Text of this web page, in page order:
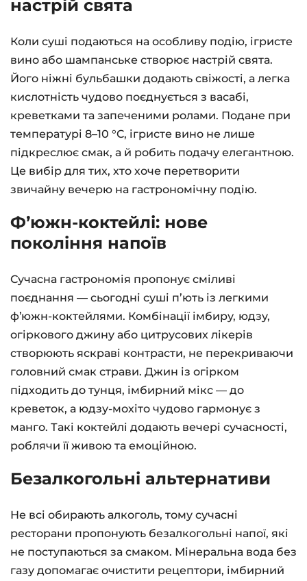
настрій свята
Коли суші подаються на особливу подію, ігристе
вино або шампанське створює настрій свята.
Його ніжні бульбашки додають свіжості, а легка
кислотність чудово поєднується з васабі,
креветками та запеченими ролами. Подане при
температурі 8–10 °C, ігристе вино не лише
підкреслює смак, а й робить подачу елегантною.
Це вибір для тих, хто хоче перетворити
звичайну вечерю на гастрономічну подію.
Фʼюжн-коктейлі: нове
покоління напоїв
Сучасна гастрономія пропонує сміливі
поєднання — сьогодні суші п’ють із легкими
фʼюжн-коктейлями. Комбінації імбиру, юдзу,
огіркового джину або цитрусових лікерів
створюють яскраві контрасти, не перекриваючи
головний смак страви. Джин із огірком
підходить до тунця, імбирний мікс — до
креветок, а юдзу-мохіто чудово гармонує з
манго. Такі коктейлі додають вечері сучасності,
роблячи її живою та емоційною.
Безалкогольні альтернативи
Не всі обирають алкоголь, тому сучасні
ресторани пропонують безалкогольні напої, які
не поступаються за смаком. Мінеральна вода без
газу допомагає очистити рецептори, імбирний